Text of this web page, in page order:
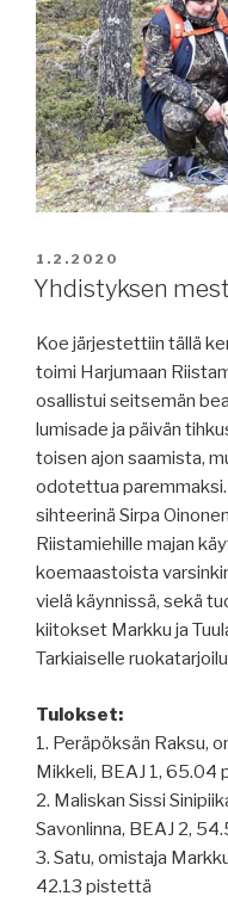
JULKAISTU
1.2.2020
Yhdistyksen
Koe järjestettiin tällä
toimi Harjumaan
osallistui seitsemän
lumisade ja päivän
toisen ajon saamista,
odotettua paremmaksi.
sihteerinä Sirpa
Riistamiehille majan
koemaastoista
vielä käynnissä, sekä
kiitokset Markku ja
Tarkiaiselle
Tulokset:
1. Peräpöksän Raksu,
Mikkeli, BEAJ 1, 65.04
2. Maliskan Sissi
Savonlinna, BEAJ 2,
3. Satu, omistaja
42.13 pistettä